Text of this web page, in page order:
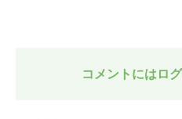
コメントにはロ